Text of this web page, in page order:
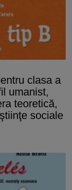
clasa a
umanist,
teoretică,
sociale